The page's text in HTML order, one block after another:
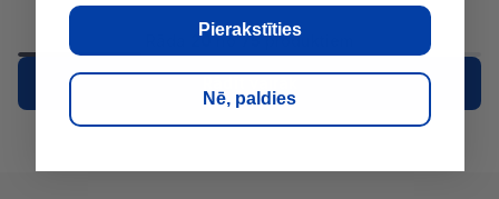
20 no75produktiem
1 2 3 4 Nākošā
Pierakstīties
Nē, paldies